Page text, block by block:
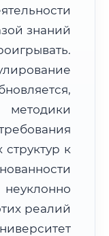
Дистанционно
дней
ФИС ФРДО
знаний
к
реалий